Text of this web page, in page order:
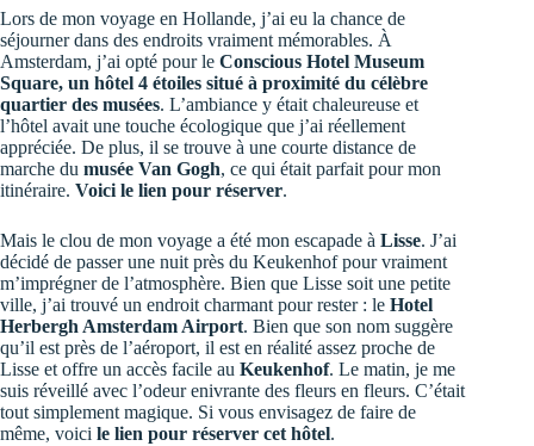
Lors de mon voyage en Hollande, j’ai eu la chance de
séjourner dans des endroits vraiment mémorables. À
Amsterdam, j’ai opté pour le Conscious Hotel Museum
Square, un hôtel 4 étoiles situé à proximité du célèbre
quartier des musées. L’ambiance y était chaleureuse et
l’hôtel avait une touche écologique que j’ai réellement
appréciée. De plus, il se trouve à une courte distance de
marche du musée Van Gogh, ce qui était parfait pour mon
itinéraire. Voici le lien pour réserver.
Mais le clou de mon voyage a été mon escapade à Lisse. J’ai
décidé de passer une nuit près du Keukenhof pour vraiment
m’imprégner de l’atmosphère. Bien que Lisse soit une petite
ville, j’ai trouvé un endroit charmant pour rester : le Hotel
Herbergh Amsterdam Airport. Bien que son nom suggère
qu’il est près de l’aéroport, il est en réalité assez proche de
Lisse et offre un accès facile au Keukenhof. Le matin, je me
suis réveillé avec l’odeur enivrante des fleurs en fleurs. C’était
tout simplement magique. Si vous envisagez de faire de
même, voici le lien pour réserver cet hôtel.